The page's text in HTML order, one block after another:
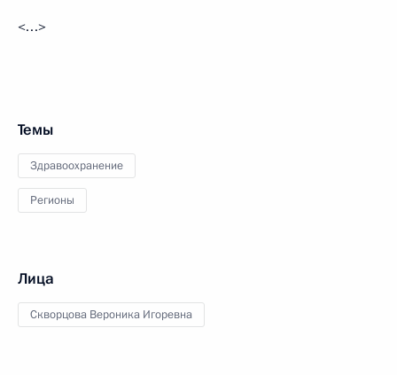
<…>
Темы
Здравоохранение
Регионы
Лица
Скворцова Вероника Игоревна